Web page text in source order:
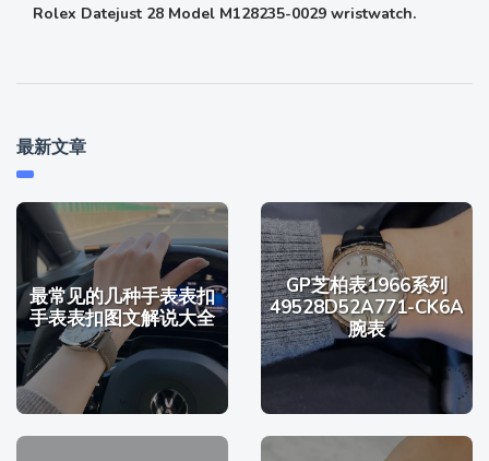
Rolex Datejust 28 Model M128235-0029 wristwatch.
最新文章
最常见的几种手表表扣
手表表扣图文解说大全
GP芝柏表1966系列
49528D52A771-CK6A
腕表